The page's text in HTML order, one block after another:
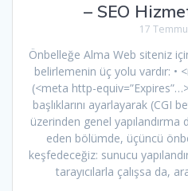
– SEO
17
Önbelleğe Alma Web siteniz
belirlemenin üç yolu vardır: •
(<meta http-
başlıklarını ayarlayarak (CGI
üzerinden genel
eden bölümde, üçüncü
keşfedeceğiz: sunucu
tarayıcılarla çalışsa da,